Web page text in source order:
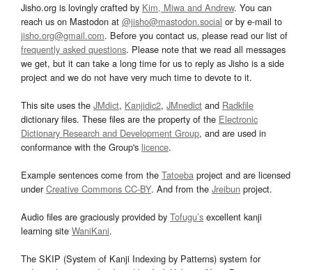
Jisho.org is lovingly crafted by Kim, Miwa and Andrew. You can
reach us on Mastodon at @jisho@mastodon.social or by e-mail to
jisho.org@gmail.com. Before you contact us, please read our list of
frequently asked questions. Please note that we read all messages
we get, but it can take a long time for us to reply as Jisho is a side
project and we do not have very much time to devote to it.
This site uses the JMdict, Kanjidic2, JMnedict and Radkfile
dictionary files. These files are the property of the Electronic
Dictionary Research and Development Group, and are used in
conformance with the Group's licence.
Example sentences come from the Tatoeba project and are licensed
underCreative Commons CC-BY. And from the Jreibun project.
Audio files are graciously provided by Tofugu’s excellent kanji
learning site WaniKani.
The SKIP (System of Kanji Indexing by Patterns) system for